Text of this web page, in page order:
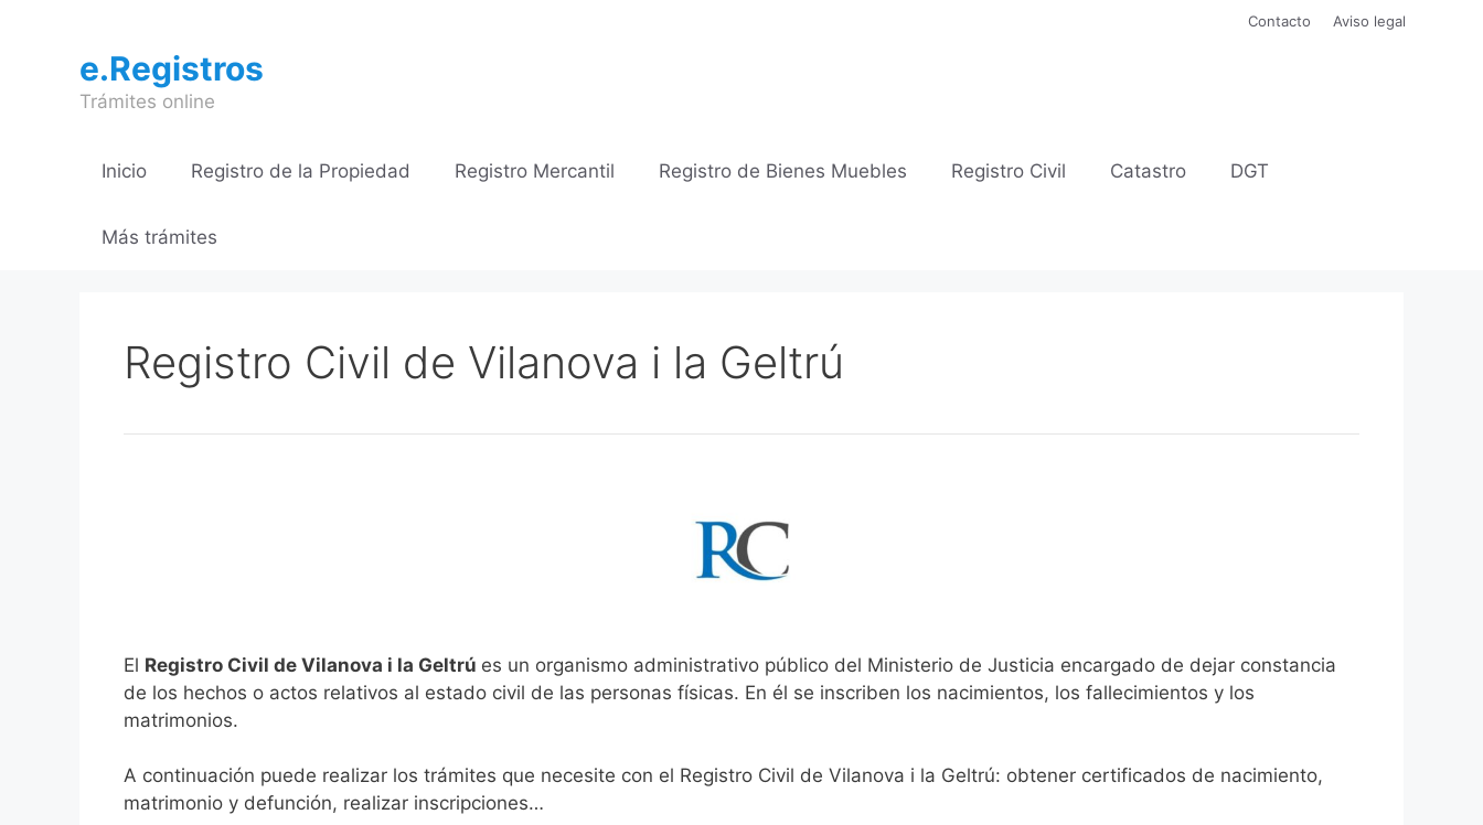
contenido
Contacto Aviso legal
e.Registros
Trámites online
Inicio Registro de la Propiedad Registro Mercantil Registro de Bienes Muebles Registro Civil Catastro DGT
Más trámites
Registro Civil de Vilanova i la Geltrú
El Registro Civil de Vilanova i la Geltrú es un organismo administrativo público del Ministerio de Justicia encargado de dejar constancia
de los hechos o actos relativos al estado civil de las personas físicas. En él se inscriben los nacimientos, los fallecimientos y los
matrimonios.
A continuación puede realizar los trámites que necesite con el Registro Civil de Vilanova i la Geltrú: obtener certificados de nacimiento,
matrimonio y defunción, realizar inscripciones…